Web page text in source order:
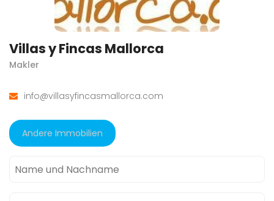
Villas y Fincas Mallorca
Makler
info@villasyfincasmallorca.com
Andere Immobilien